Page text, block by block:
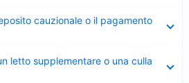
cauzionale o il pagamento
letto supplementare o una culla